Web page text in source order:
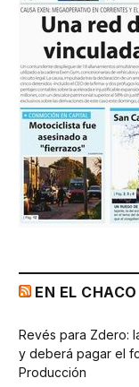
EN EL CHACO
Revés para Zdero:
y deberá pagar el
Producción